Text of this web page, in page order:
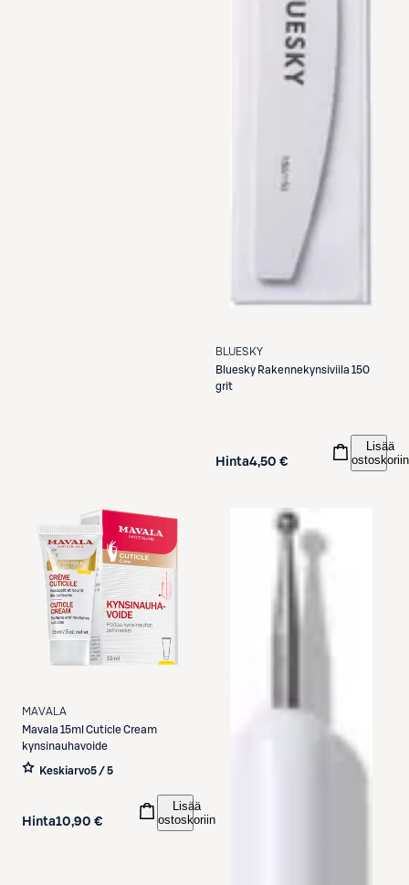
BLUESKY
Bluesky Rakennekynsiviila 150
grit
Hinta4,50 €
Lisää
ostoskoriin
MAVALA
Mavala 15ml Cuticle Cream
kynsinauhavoide
Keskiarvo5 / 5
Hinta10,90 €
Lisää
ostoskoriin